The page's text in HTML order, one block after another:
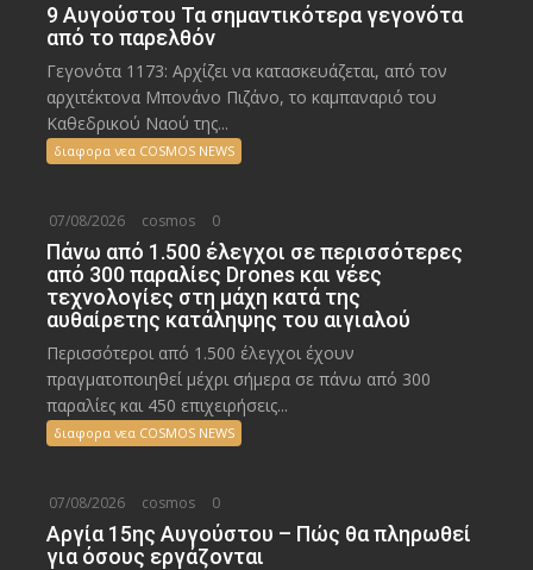
9 Αυγούστου Τα σημαντικότερα γεγονότα
από το παρελθόν
Γεγονότα 1173: Αρχίζει να κατασκευάζεται, από τον
αρχιτέκτονα Μπονάνο Πιζάνο, το καμπαναριό του
Καθεδρικού Ναού της...
διαφορα νεα COSMOS NEWS
07/08/2026 cosmos 0
Πάνω από 1.500 έλεγχοι σε περισσότερες
από 300 παραλίες Drones και νέες
τεχνολογίες στη μάχη κατά της
αυθαίρετης κατάληψης του αιγιαλού
Περισσότεροι από 1.500 έλεγχοι έχουν
πραγματοποιηθεί μέχρι σήμερα σε πάνω από 300
παραλίες και 450 επιχειρήσεις...
διαφορα νεα COSMOS NEWS
07/08/2026 cosmos 0
Αργία 15ης Αυγούστου – Πώς θα πληρωθεί
για όσους εργάζονται